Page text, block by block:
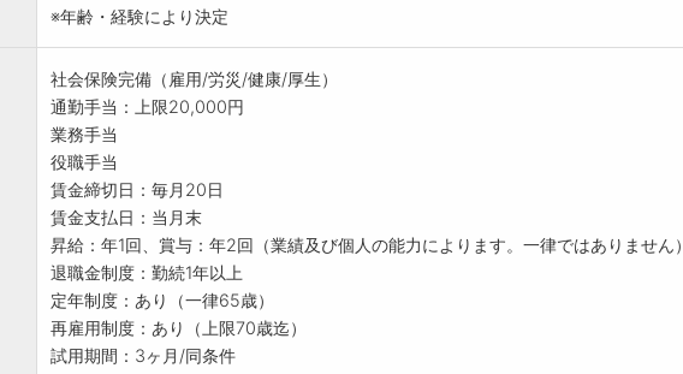
※年齢・経験により決定
社会保険完備（雇用/労災/健康/厚生）
通勤手当：上限20,000円
業務手当
役職手当
賃金締切日：毎月20日
賃金支払日：当月末
昇給：年1回、賞与：年2回（業績及び個人の能力によります。一律ではありません）
退職金制度：勤続1年以上
定年制度：あり（一律65歳）
再雇用制度：あり（上限70歳迄）
試用期間：3ヶ月/同条件